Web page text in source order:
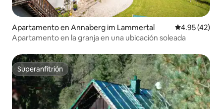
Apartamento en Annaberg im Lammertal Calificación
4.95 (42)
Apartamento en la granja en una ubicación soleada
Superanfitrión
Superanfitrión